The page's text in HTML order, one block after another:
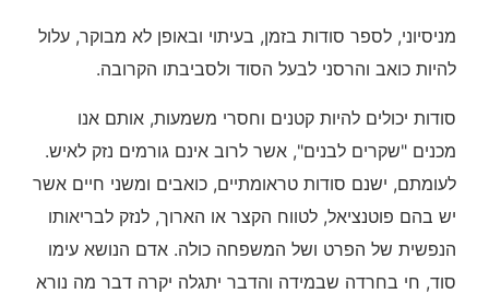
מניסיוני, לספר סודות בזמן, בעיתוי ובאופן לא מבוקר, עלול
להיות כואב והרסני לבעל הסוד ולסביבתו הקרובה.
סודות יכולים להיות קטנים וחסרי משמעות, אותם אנו
מכנים "שקרים לבנים", אשר לרוב אינם גורמים נזק לאיש.
לעומתם, ישנם סודות טראומתיים, כואבים ומשני חיים אשר
יש בהם פוטנציאל, לטווח הקצר או הארוך, לנזק לבריאותו
הנפשית של הפרט ושל המשפחה כולה. אדם הנושא עימו
סוד, חי בחרדה שבמידה והדבר יתגלה יקרה דבר מה נורא